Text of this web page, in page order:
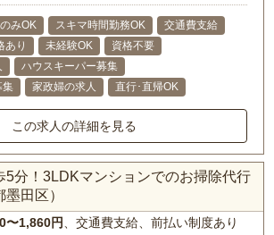
みOK スキマ時間勤務OK
交通費支給
あり 未経験OK
資格不要
ハウスキーパー募集
集
家政婦の求人 直行･直帰OK
この求人の詳細を見る
5分！3LDKマンションでのお掃除代行
田区）
〜1,860円、交通費支給、前払い制度あり